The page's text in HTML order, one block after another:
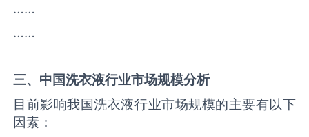
……
……
三、中国洗衣液行业市场规模分析
目前影响我国洗衣液行业市场规模的主要有以下
因素：